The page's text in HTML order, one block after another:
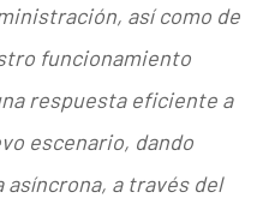
así como de
funcionamiento
respuesta eficiente a
escenario, dando
a través del